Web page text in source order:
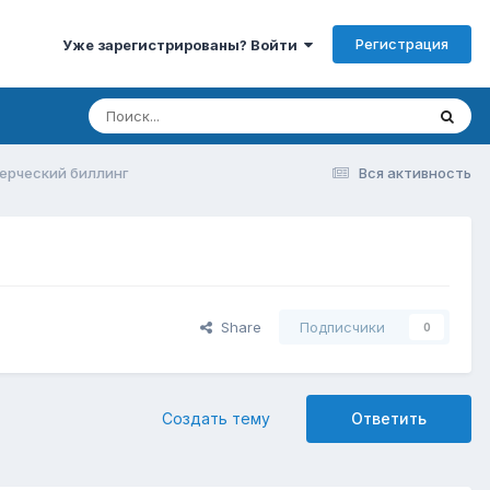
Уже зарегистрированы? Войти Регистрация
Вся активность
биллинг
Share Подписчики 0
Ответить
Создать тему